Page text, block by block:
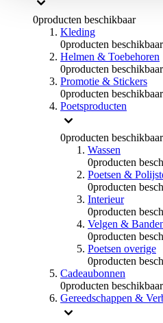
0producten beschikbaar
Kleding
0producten beschikbaar
Helmen & Toebehoren
0producten beschikbaar
Promotie & Stickers
0producten beschikbaar
Poetsproducten
0producten beschikbaar
Wassen
0producten
Poetsen &
0producten
Interieur
0producten
Velgen &
0producten
Poetsen overige
0producten
Cadeaubonnen
0producten beschikbaar
Gereedschappen &